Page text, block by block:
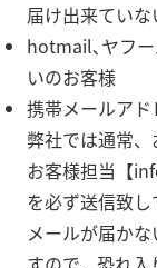
届け出来ていな
hotmail､ヤフ
いのお客様
携帯メールア
弊社では通常
お客様担当【
を必ず送信致し
メールが届か